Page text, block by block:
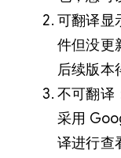
可翻译显
件但没更
后续版本
不可翻译
采用
译进行查